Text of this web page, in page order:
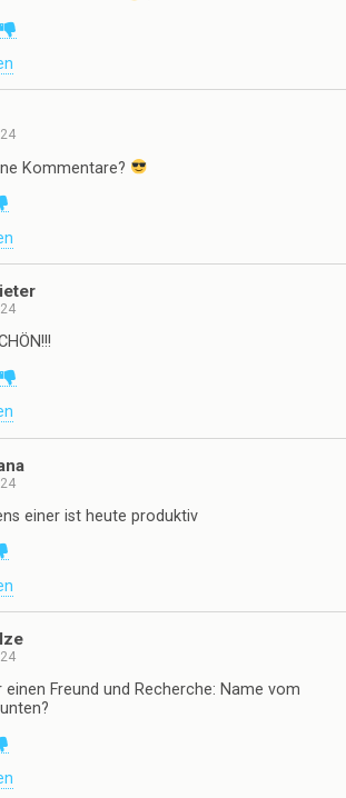
Kommentare?
einer ist heute produktiv
einen Freund und Recherche: Name vom